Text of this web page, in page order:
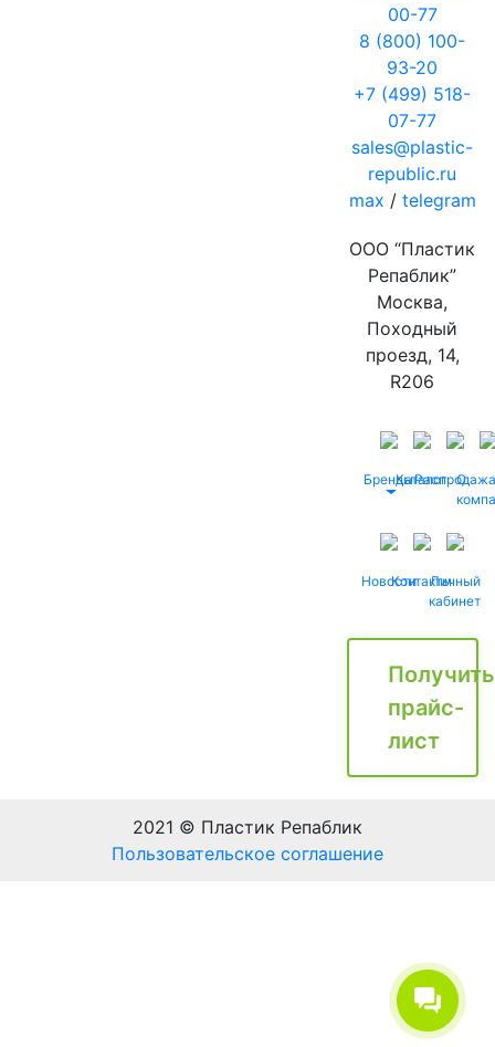
00-77
8 (800) 100-
93-20
+7 (499) 518-
07-77
sales@plastic-
republic.ru
max / telegram
ООО “Пластик
Репаблик”
Москва,
Походный
проезд, 14,
R206
БрендыКаталог
Распродажа
О
НовостиКонтактыЛичный
кабинет
Получить
прайс-
лист
2021 © Пластик Репаблик
Пользовательское соглашение